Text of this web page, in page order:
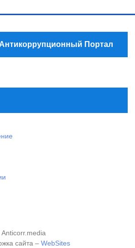
Портал
сайта – WebSites